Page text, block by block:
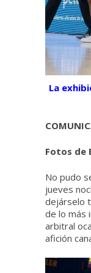
La
Fotos de
No pudo
jueves
dejárselo
de lo más
arbitral
afición